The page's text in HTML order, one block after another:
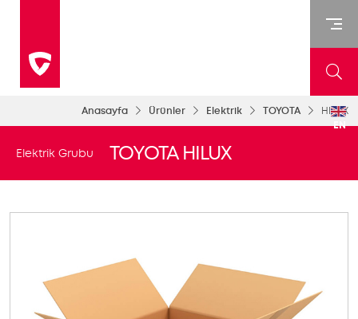
EN
Anasayfa Ürünler Elektrik TOYOTA HILUX
Elektrik Grubu TOYOTA HILUX